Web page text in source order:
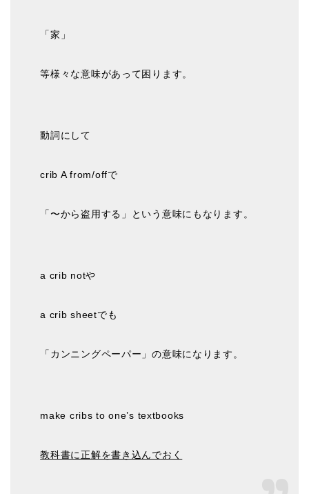
「家」
等様々な意味があって困ります。
動詞にして
crib A from/offで
「〜から盗用する」という意味にもなります。
a crib notや
a crib sheetでも
「カンニングペーパー」の意味になります。
make cribs to one’s textbooks
教科書に正解を書き込んでおく